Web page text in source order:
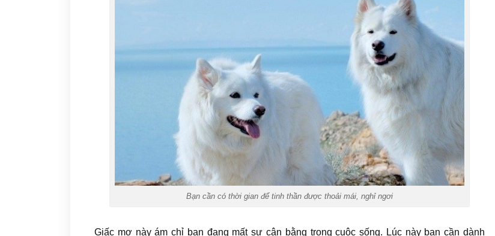
Bạn cần có thời gian để tinh thần được thoải mái, nghỉ ngơi
Giấc mơ này ám chỉ bạn đang mất sự cân bằng trong cuộc sống. Lúc này bạn cần dành